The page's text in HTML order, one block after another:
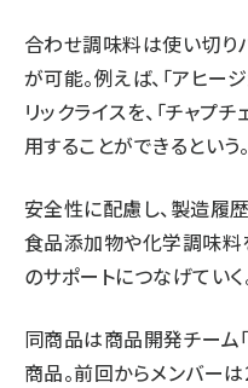
合わせ調味料は使い切り
が可能。例えば、「アヒー
リックライスを、「チャプ
用することができるという。
安全性に配慮し、製造履
食品添加物や化学調味料
のサポートにつなげていく
同商品は商品開発チーム
商品。前回からメンバー